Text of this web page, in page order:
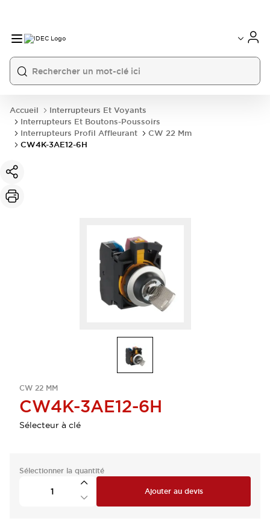
Accueil
Interrupteurs Et Voyants
Interrupteurs Et Boutons-Poussoirs
Interrupteurs Profil Affleurant
CW 22 Mm
CW4K-3AE12-6H
CW 22 MM
CW4K-3AE12-6H
Sélecteur à clé
Sélectionner la quantité
Ajouter au devis